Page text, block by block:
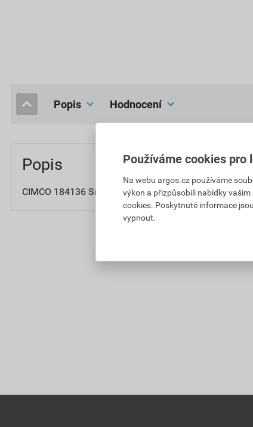
popis hodnocení
Popis
CIMCO 184136 Smršťovací návlek 2:1 z-ž 1 - 2,5 mm
Používáme cookies pro
Na webu argos.cz používáme
výkon a přizpůsobili nabídky
cookies. Poskytnuté informace
vypnout.